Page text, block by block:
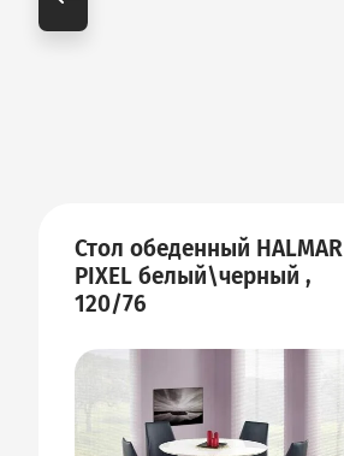
Стол обеденный HALMAR
PIXEL белый\черный ,
120/76